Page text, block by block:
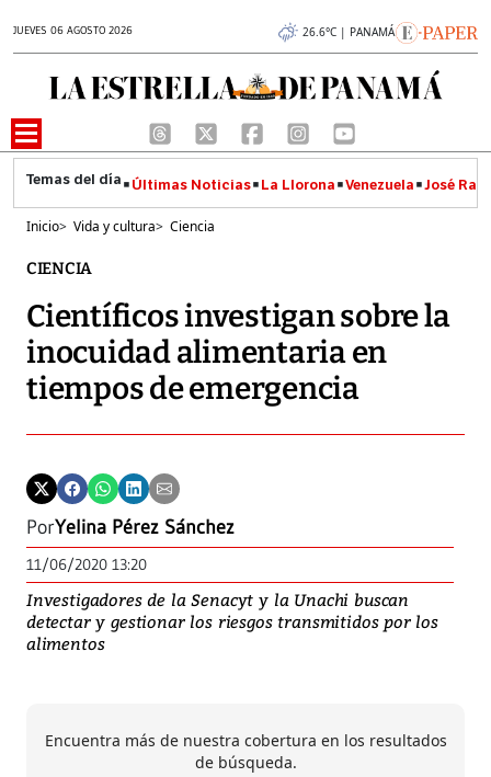
JUEVES 06 AGOSTO 2026 26.6°C | PANAMÁ
Últimas Noticias La Llorona Venezuela José
Inicio> Vida y cultura> Ciencia
CIENCIA
Científicos investigan sobre la
inocuidad alimentaria en
tiempos de emergencia
PorYelina Pérez Sánchez
11/06/2020 13:20
Investigadores de la Senacyt y la Unachi buscan
detectar y gestionar los riesgos transmitidos por los
alimentos
Encuentra más de nuestra cobertura en los resultados
de búsqueda.